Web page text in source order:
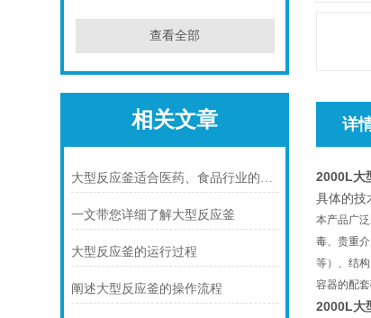
查看全部
相关文章
大型反应釜适合医药、食品行业的高纯度要求
一文带您详细了解大型反应釜
大型反应釜的运行过程
阐述大型反应釜的操作流程
详
2000L大
具体的技
本产品广
毒、贵重
等）、结
容器的配
2000L大